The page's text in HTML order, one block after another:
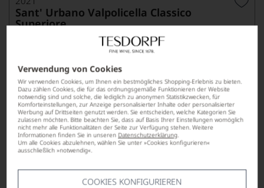
Verwendung von Cookies
Wir verwenden Cookies, um Ihnen ein bestmögliches Shopping-Erlebnis zu bieten.
Dazu zählen Cookies, die für das ordnungsgemäße Funktionieren der Website
notwendig sind und solche, die lediglich zu anonymen Statistikzwecken, für
Komforteinstellungen, zur Anzeige personalisierter Inhalte oder personalisierter
Werbung auf Drittseiten genutzt werden. Sie entscheiden, welche Kategorien Sie
zulassen möchten. Bitte beachten Sie, dass auf Basis Ihrer Einstellungen womöglich
nicht mehr alle Funktionalitäten der Seite zur Verfügung stehen. Weitere
Informationen finden Sie in unseren Datenschutzerklärung.
Um alle Cookies abzulehnen, wählen Sie unter »Cookies konfigurieren«
ausschließlich »notwendig«.
COOKIES KONFIGURIEREN
Sant' Urbano Valpolicella Classico
Superiore
VALPOLICELLA DOC CLASSICO SUPERIORE
€19,90
pro Flasche (0.75l),